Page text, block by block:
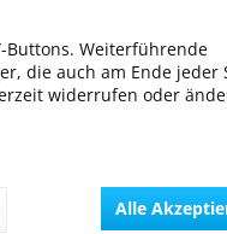
der
Buttons. Weiterführende
die auch am Ende jeder
widerrufen oder
Alle